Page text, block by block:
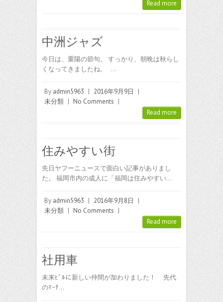
Read more
中洲ジャズ
今日は、重陽の節句。 すっかり、朝晩は秋らし
くなってきましたね。 …
By admin5963 | 2016年9月9日
|
未分類 | No Comments |
Read more
住みやすい街
先日ヤフーニュースで面白い記事がありまし
た。 福岡市内の成人に「福岡は住みやすい…
By admin5963 | 2016年9月8日
|
未分類 | No Comments |
Read more
社用車
未来ﾋﾞﾙに新しい仲間が加わりました！ 先代
のﾏｰﾁ…